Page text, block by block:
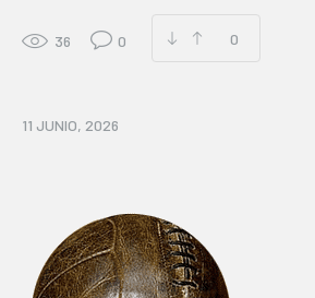
36 0 0
11 JUNIO, 2026